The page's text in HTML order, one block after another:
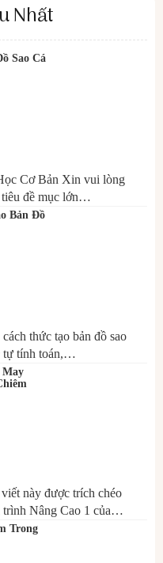
Nhất
Sao Cá
Cơ Bản Xin vui lòng
tiêu đề mục lớn…
Bản Đồ
thức tạo bản đồ sao
tự tính toán,…
May
này được trích chéo
trình Nâng Cao 1 của…
Trong